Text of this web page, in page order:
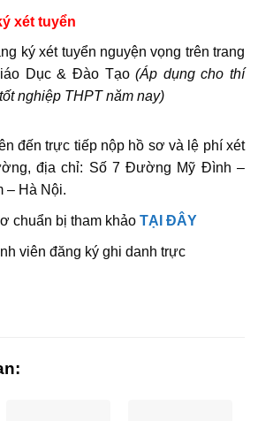
xét tuyển
ký xét tuyển nguyện vọng trên trang
Dục & Đào Tạo(Áp dụng cho thí
nghiệp THPT năm nay)
đến trực tiếp nộp hồ sơ và lệ phí xét
địa chỉ: Số 7 Đường Mỹ Đình –
– Hà Nội.
chuẩn bị tham khảo TẠI ĐÂY
viên đăng ký ghi danh trực